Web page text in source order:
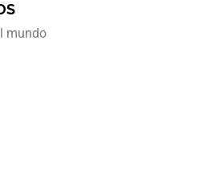
mundo